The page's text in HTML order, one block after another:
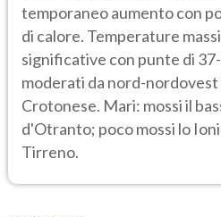
temporaneo aumento con
di calore. Temperature
significative con punte di
moderati da nord-nordovest
Crotonese. Mari: mossi il
d'Otranto; poco mossi lo
Tirreno.